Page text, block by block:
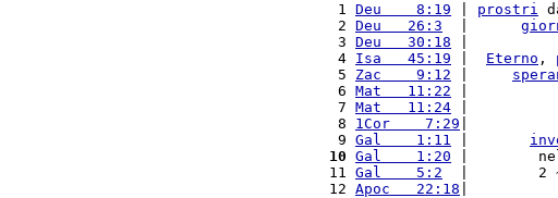
1 Deu    8:19 prostri
2 Deu   26:3
3 Deu   30:18 |
4 Isa   45:19 Eterno ,
5 Zac    9:12
6 Mat   11:22 |
7 Mat   11:24 |
8 1Cor    7:29 |
9 Gal    1:11
10 Gal    1:20 |
11 Gal    5:2
|        2
12 Apoc   22:18 |